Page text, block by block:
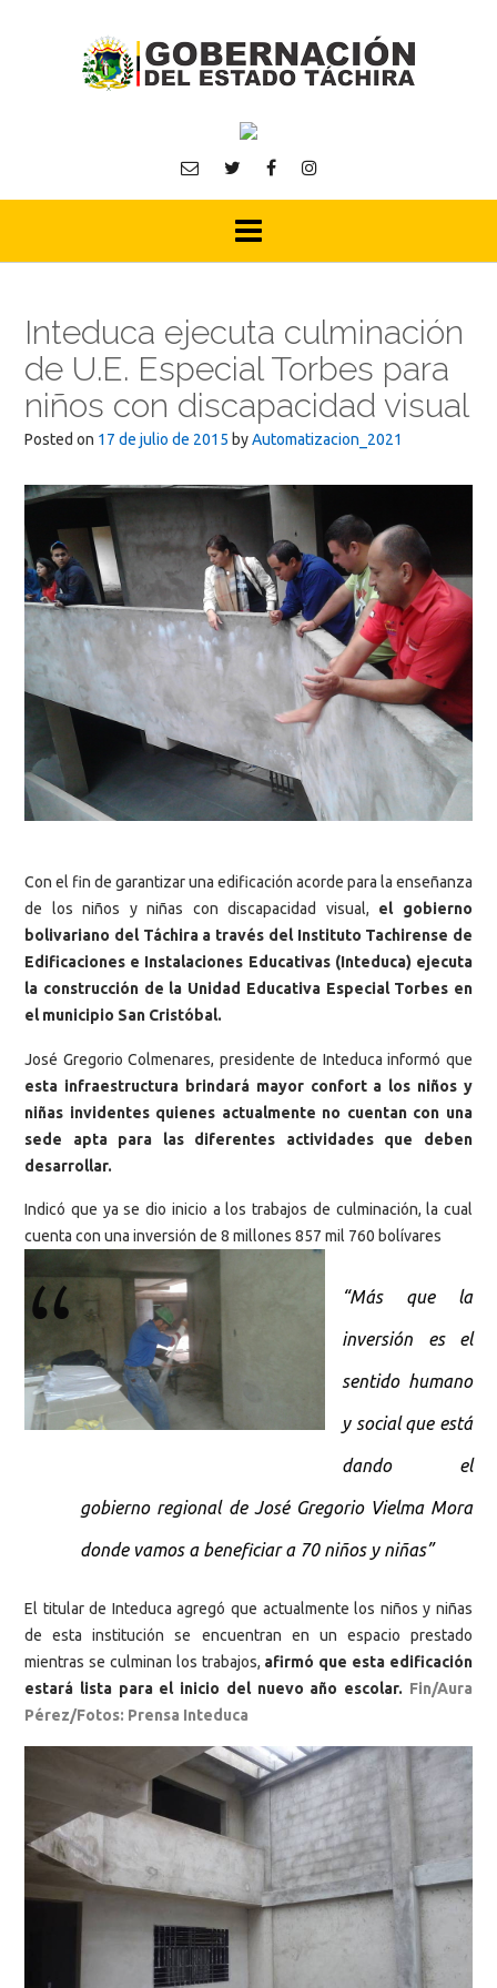
Inteduca ejecuta culminación
de U.E. Especial Torbes para
niños con discapacidad visual
Posted on 17 de julio de 2015 byAutomatizacion_2021
Con el fin de garantizar una edificación acorde para la enseñanza
de los niños y niñas con discapacidad visual, el gobierno
bolivariano del Táchira a través del Instituto Tachirense de
Edificaciones e Instalaciones Educativas (Inteduca) ejecuta
la construcción de la Unidad Educativa Especial Torbes en
el municipio San Cristóbal.
José Gregorio Colmenares, presidente de Inteduca informó que
esta infraestructura brindará mayor confort a los niños y
niñas invidentes quienes actualmente no cuentan con una
sede apta para las diferentes actividades que deben
desarrollar.
Indicó que ya se dio inicio a los trabajos de culminación, la cual
cuenta con una inversión de 8 millones 857 mil 760 bolívares
“Más que la
inversión es el
sentido humano
y social que está
dando el
gobierno regional de José Gregorio Vielma Mora
donde vamos a beneficiar a 70 niños y niñas”
El titular de Inteduca agregó que actualmente los niños y niñas
de esta institución se encuentran en un espacio prestado
mientras se culminan los trabajos, afirmó que esta edificación
estará lista para el inicio del nuevo año escolar. Fin/Aura
Pérez/Fotos: Prensa Inteduca